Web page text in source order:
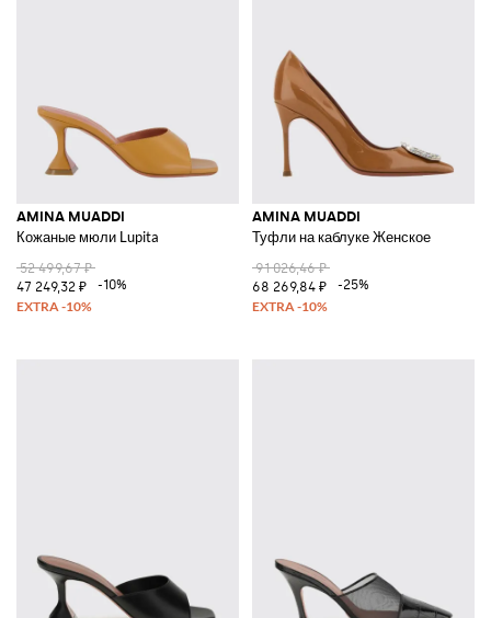
AMINA MUADDI
Кожаные мюли Lupita
52 499,67 ₽
47 249,32 ₽
-10%
AMINA MUADDI
Туфли на каблуке Женское
91 026,46 ₽
68 269,84 ₽
-25%